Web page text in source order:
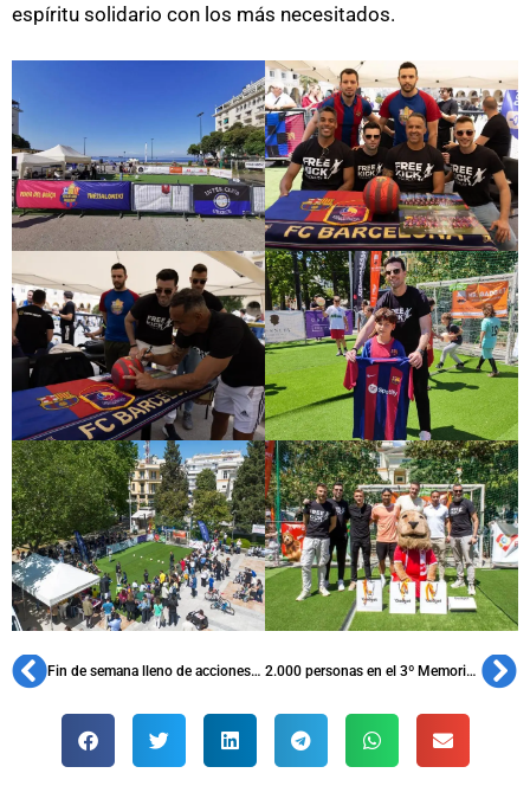
espíritu solidario con los más necesitados.
Fin de semana lleno de acciones solidarias de peñas en muchos territorios 2.000 personas en el 3º Memorial Jordi Compte de la PB Almogàvers Garrotxins